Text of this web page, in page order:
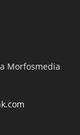
Morfosmedia